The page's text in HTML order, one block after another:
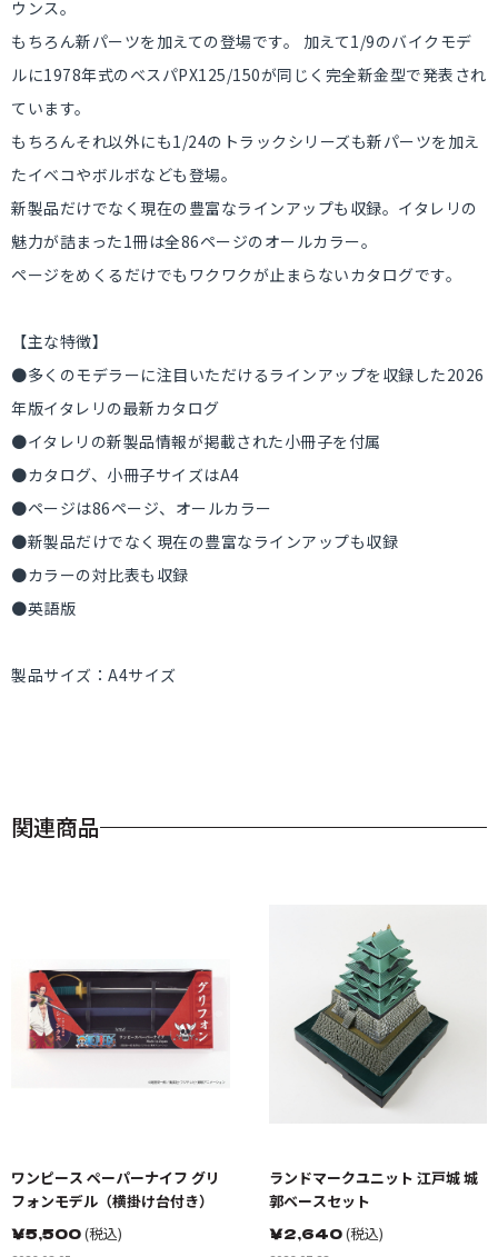
ウンス。
もちろん新パーツを加えての登場です。 加えて1/9のバイクモデ
ルに1978年式のベスパPX125/150が同じく完全新金型で発表され
ています。
もちろんそれ以外にも1/24のトラックシリーズも新パーツを加え
たイベコやボルボなども登場。
新製品だけでなく現在の豊富なラインアップも収録。イタレリの
魅力が詰まった1冊は全86ページのオールカラー。
ページをめくるだけでもワクワクが止まらないカタログです。
【主な特徴】
●多くのモデラーに注目いただけるラインアップを収録した2026
年版イタレリの最新カタログ
●イタレリの新製品情報が掲載された小冊子を付属
●カタログ、小冊子サイズはA4
●ページは86ページ、オールカラー
●新製品だけでなく現在の豊富なラインアップも収録
●カラーの対比表も収録
●英語版
製品サイズ：A4サイズ
関連商品
ワンピース ペーパーナイフ グリ
フォンモデル（横掛け台付き）
￥5,500(税込)
ランドマークユニット 江戸城 城
郭ベースセット
￥2,640(税込)